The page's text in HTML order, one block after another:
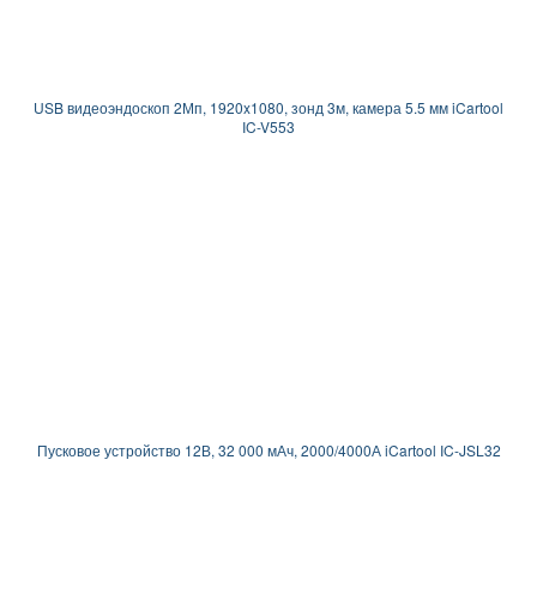
USB видеоэндоскоп 2Мп, 1920x1080, зонд 3м, камера 5.5 мм iCartool
IC-V553
Пусковое устройство 12В, 32 000 мАч, 2000/4000А iCartool IC-JSL32